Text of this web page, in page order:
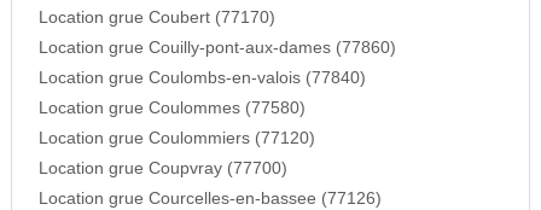
Location grue Coubert (77170)
Location grue Couilly-pont-aux-dames (77860)
Location grue Coulombs-en-valois (77840)
Location grue Coulommes (77580)
Location grue Coulommiers (77120)
Location grue Coupvray (77700)
Location grue Courcelles-en-bassee (77126)